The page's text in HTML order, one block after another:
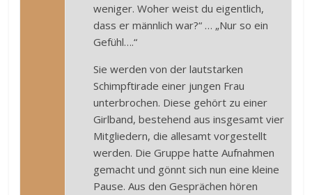
weniger. Woher weist du eigentlich,
dass er männlich war?“ … „Nur so ein
Gefühl….“
Sie werden von der lautstarken
Schimpftirade einer jungen Frau
unterbrochen. Diese gehört zu einer
Girlband, bestehend aus insgesamt vier
Mitgliedern, die allesamt vorgestellt
werden. Die Gruppe hatte Aufnahmen
gemacht und gönnt sich nun eine kleine
Pause. Aus den Gesprächen hören